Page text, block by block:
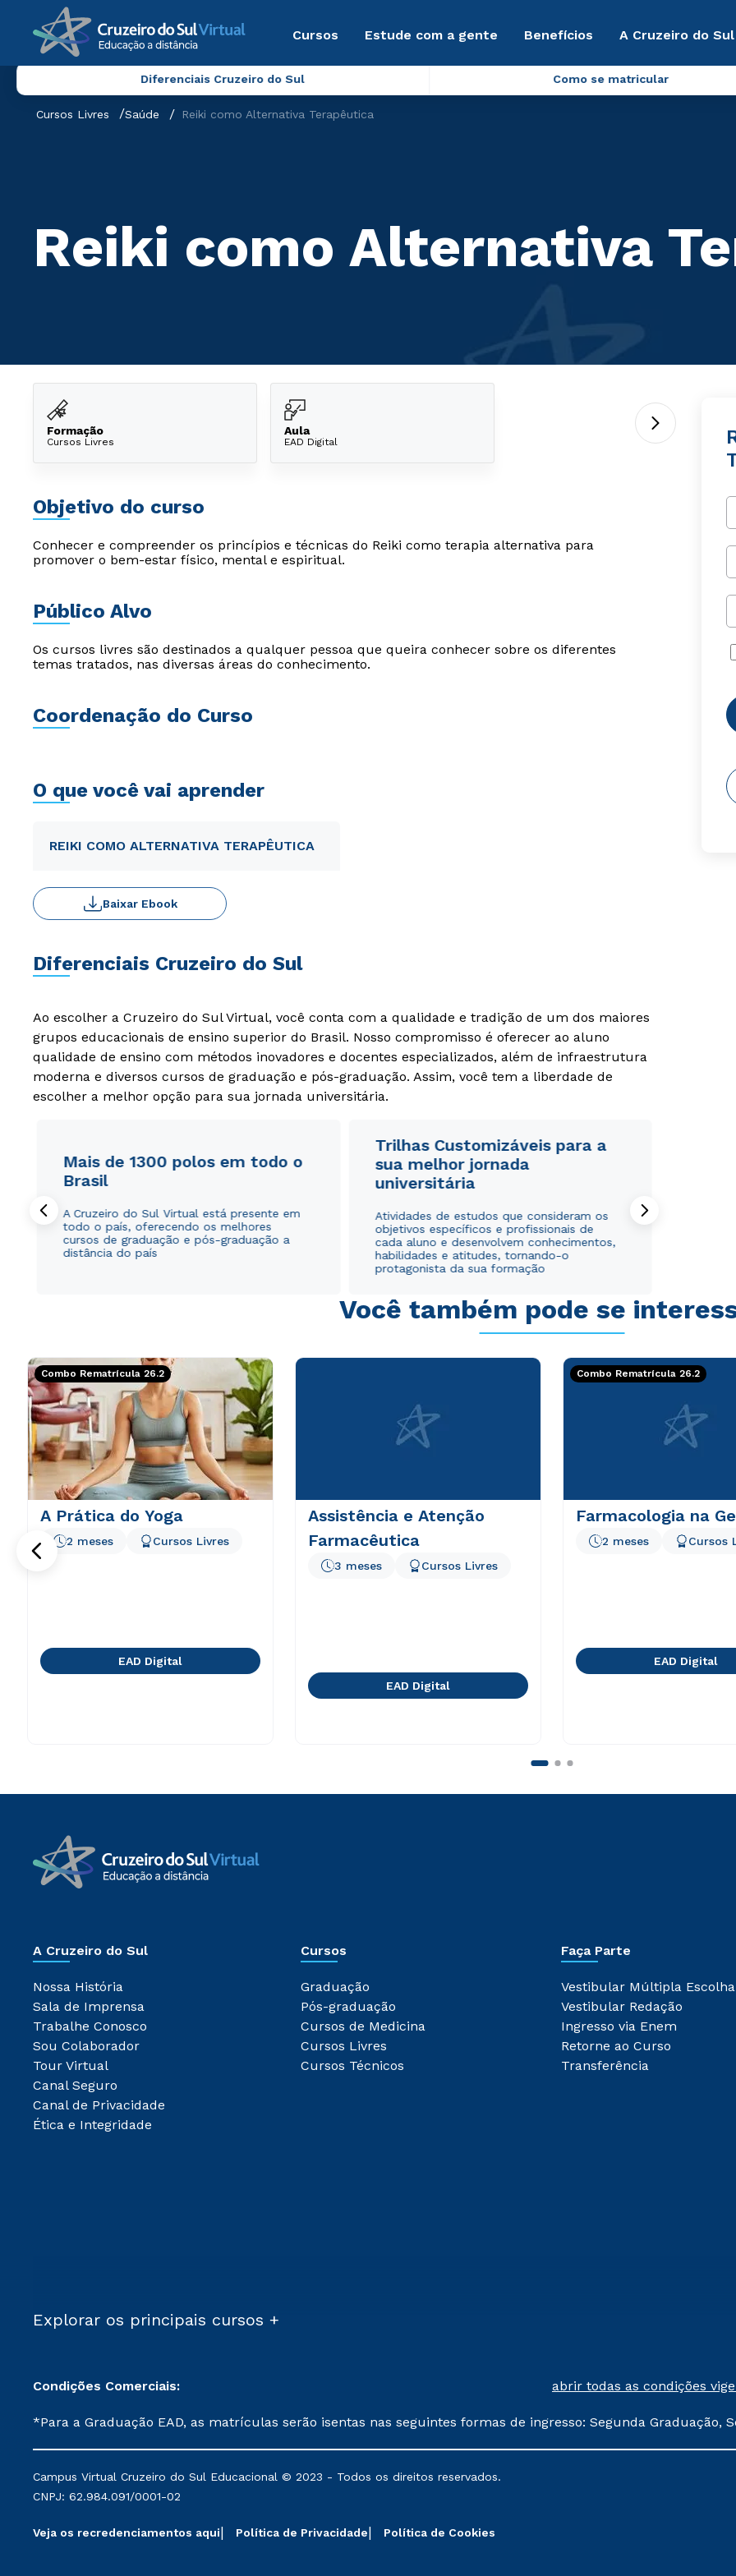
Cursos Estude com a gente Benefícios A Cruzeiro do
Diferenciais Cruzeiro do Sul Como se matricular
Cursos Livres Saúde Reiki como Alternativa Terapêutica
Reiki como Alternativa
Formação
Cursos Livres
Aula
EAD Digital
Objetivo do curso
Conhecer e compreender os princípios e técnicas do Reiki como terapia alternativa para
promover o bem-estar físico, mental e espiritual.
Público Alvo
Os cursos livres são destinados a qualquer pessoa que queira conhecer sobre os diferentes
temas tratados, nas diversas áreas do conhecimento.
Coordenação do Curso
O que você vai aprender
REIKI COMO ALTERNATIVA TERAPÊUTICA
Baixar Ebook
Diferenciais Cruzeiro do Sul
Ao escolher a Cruzeiro do Sul Virtual, você conta com a qualidade e tradição de um dos maiores
grupos educacionais de ensino superior do Brasil. Nosso compromisso é oferecer ao aluno
qualidade de ensino com métodos inovadores e docentes especializados, além de infraestrutura
moderna e diversos cursos de graduação e pós-graduação. Assim, você tem a liberdade de
escolher a melhor opção para sua jornada universitária.
Mais de 1300 polos em todo o
Brasil
A Cruzeiro do Sul Virtual está presente em
todo o país, oferecendo os melhores
cursos de graduação e pós-graduação a
distância do país
Trilhas Customizáveis para a
sua melhor jornada
universitária
Atividades de estudos que consideram os
objetivos específicos e profissionais de
cada aluno e desenvolvem conhecimentos,
habilidades e atitudes, tornando-o
protagonista da sua formação
Você também pode se
Combo Rematrícula 26.2
A Prática do Yoga
2 meses Cursos Livres
EAD Digital
Assistência e Atenção
Farmacêutica
3 meses Cursos Livres
EAD Digital
Combo Rematrícula 26.2
Farmacologia na
2 meses Cursos
EAD Digital
A Cruzeiro do Sul
Nossa História
Sala de Imprensa
Trabalhe Conosco
Sou Colaborador
Tour Virtual
Canal Seguro
Canal de Privacidade
Ética e Integridade
Cursos
Graduação
Pós-graduação
Cursos de Medicina
Cursos Livres
Cursos Técnicos
Faça Parte
Vestibular Múltipla Escolha
Vestibular Redação
Ingresso via Enem
Retorne ao Curso
Transferência
Explorar os principais cursos +
Condições Comerciais: abrir todas as condições
*Para a Graduação EAD, as matrículas serão isentas nas seguintes formas de ingresso: Segunda Graduação,
mantidos conforme negociação. Descontos institucionais poderão sofrer alterações nos períodos de
serviços.
Campus Virtual Cruzeiro do Sul Educacional © 2023 - Todos os direitos reservados.
CNPJ: 62.984.091/0001-02
Veja os recredenciamentos aqui Política de Privacidade Política de Cookies
WhatsApp
ou
Política de Privacidade.e
autorizo que meus dados sejam utilizados para o
WhatsApp
ou
Política de Privacidade.e
autorizo que meus dados sejam utilizados para o